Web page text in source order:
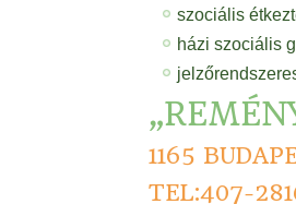
szociális
házi szociális
1165
TEL:407-